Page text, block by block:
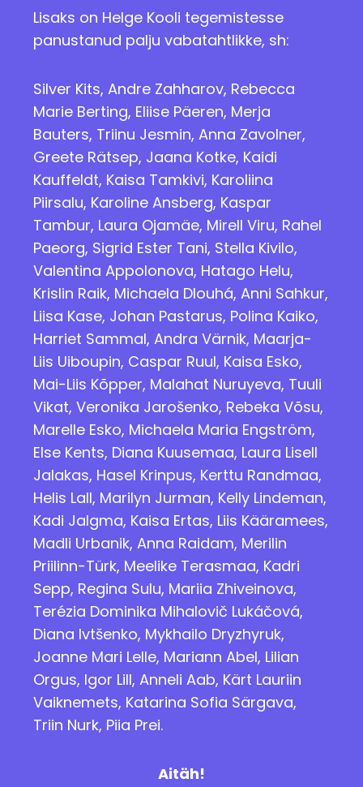
Lisaks on Helge Kooli tegemistesse
panustanud palju vabatahtlikke, sh:
Silver Kits, Andre Zahharov, Rebecca
Marie Berting, Eliise Päeren, Merja
Bauters, Triinu Jesmin, Anna Zavolner,
Greete Rätsep, Jaana Kotke, Kaidi
Kauffeldt, Kaisa Tamkivi, Karoliina
Piirsalu, Karoline Ansberg, Kaspar
Tambur, Laura Ojamäe, Mirell Viru, Rahel
Paeorg, Sigrid Ester Tani, Stella Kivilo,
Valentina Appolonova, Hatago Helu,
Krislin Raik, Michaela Dlouhá, Anni Sahkur,
Liisa Kase, Johan Pastarus, Polina Kaiko,
Harriet Sammal, Andra Värnik, Maarja-
Liis Uiboupin, Caspar Ruul, Kaisa Esko,
Mai-Liis Kõpper, Malahat Nuruyeva, Tuuli
Vikat, Veronika Jarošenko, Rebeka Võsu,
Marelle Esko, Michaela Maria Engström,
Else Kents, Diana Kuusemaa, Laura Lisell
Jalakas, Hasel Krinpus, Kerttu Randmaa,
Helis Lall, Marilyn Jurman, Kelly Lindeman,
Kadi Jalgma, Kaisa Ertas, Liis Kääramees,
Madli Urbanik, Anna Raidam, Merilin
Priilinn-Türk, Meelike Terasmaa, Kadri
Sepp, Regina Sulu, Mariia Zhiveinova,
Terézia Dominika Mihalovič Lukáčová,
Diana Ivtšenko, Mykhailo Dryzhyruk,
Joanne Mari Lelle, Mariann Abel, Lilian
Orgus, Igor Lill, Anneli Aab, Kärt Lauriin
Vaiknemets, Katarina Sofia Särgava,
Triin Nurk, Piia Prei.
Aitäh!